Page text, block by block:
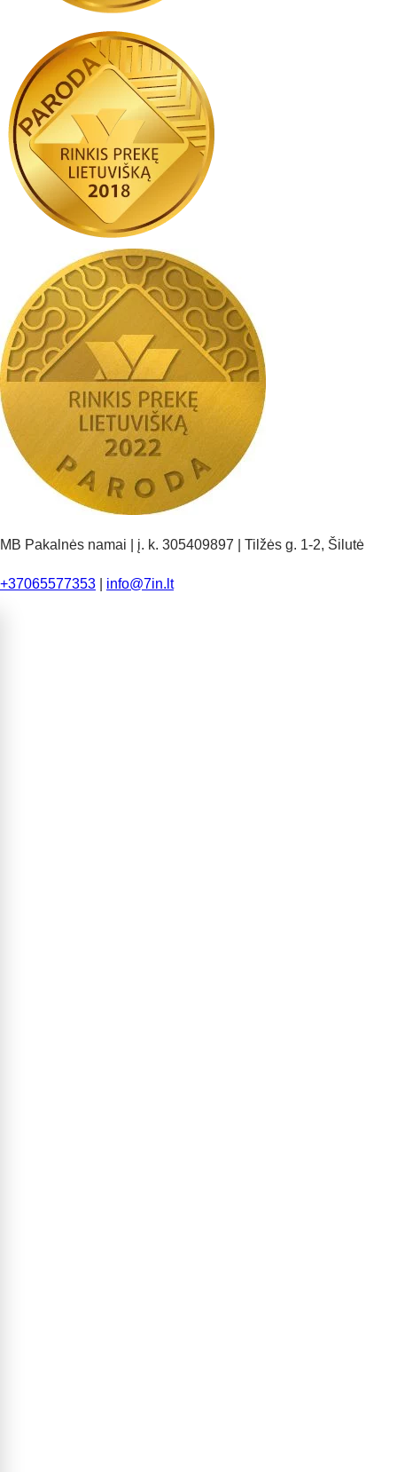
MB Pakalnės namai | į. k. 305409897 | Tilžės g. 1-2, Šilutė
+37065577353 info@7in.lt